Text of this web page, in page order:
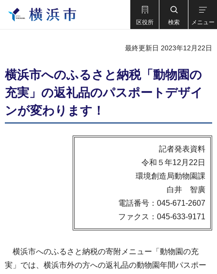
区役所 検索 メニュー
最終更新日 2023年12月22日
横浜市へのふるさと納税「動物園の
充実」の返礼品のパスポートデザイ
ンが変わります！
記者発表資料
令和５年12月22日
環境創造局動物園課
白井 智廣
電話番号：045-671-2607
ファクス：045-633-9171
横浜市へのふるさと納税の寄附メニュー「動物園の充
実」では、横浜市外の方への返礼品の動物園年間パスポー